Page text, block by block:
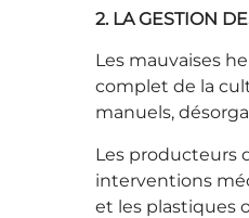
2. LA GESTION
Les mauvaises
complet de la
manuels,
Les producteurs
interventions
et les plastiques